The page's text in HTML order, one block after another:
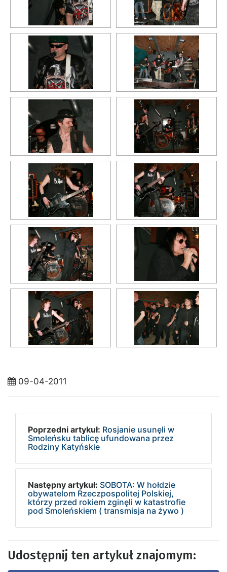
09-04-2011
Poprzedni artykuł: Rosjanie usunęli w
Smoleńsku tablicę ufundowana przez
Rodziny Katyńskie
Następny artykuł: SOBOTA: W hołdzie
obywatelom Rzeczpospolitej Polskiej,
którzy przed rokiem zginęli w katastrofie
pod Smoleńskiem ( transmisja na żywo )
Udostępnij ten artykuł znajomym: